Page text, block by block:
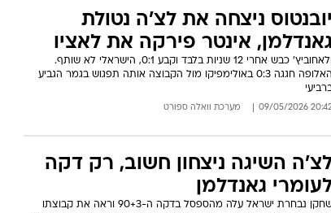
יובנטוס ניצחה את לצ'ה נטולת
גאנדלמן, אינטר פירקה את לאציו
ולאחוביץ' כבש אחרי 12 שניות בלבד וקבע 0:1, הישראלי לא שותף.
האלופה חגגה 0:3 באולימפיקו מול הקבוצה אותה תפגוש בגמר הגביע
20:42 09/05/ מערכת וואלה ספורט
השיגה ניצחון חשוב, רק דקה
גאנדלמן
שחקן נבחרת ישראל עלה מהספסל בדקה ה-90+3 וראה את קבוצתו